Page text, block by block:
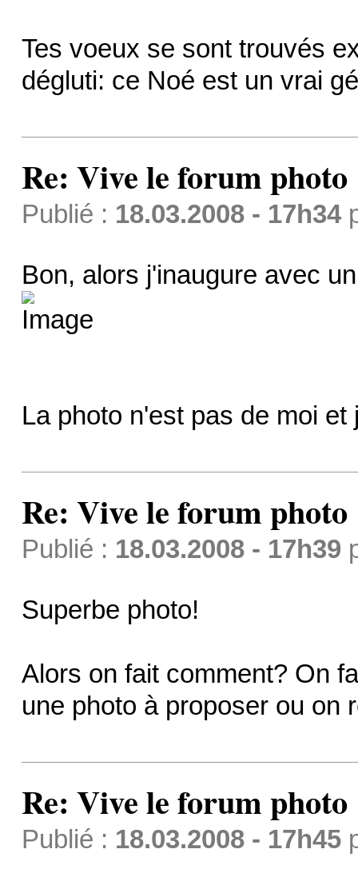
Tes voeux se sont trouvés
dégluti: ce Noé est un vrai
Re: Vive le forum photo
Publié : 18.03.2008 - 17h34
Bon, alors j'inaugure avec
La photo n'est pas de moi et
Re: Vive le forum photo
Publié : 18.03.2008 - 17h39
Superbe photo!
Alors on fait comment? On
une photo à proposer ou on
Re: Vive le forum photo
Publié : 18.03.2008 - 17h45